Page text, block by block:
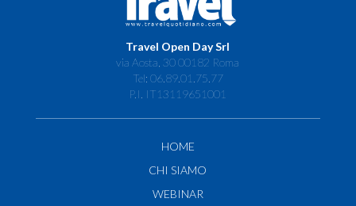
Travel Open Day Srl
via Aosta, 30 00182 Roma
Tel: 06.89.01.75.77
P.I. IT13119651001
HOME
CHI SIAMO
WEBINAR